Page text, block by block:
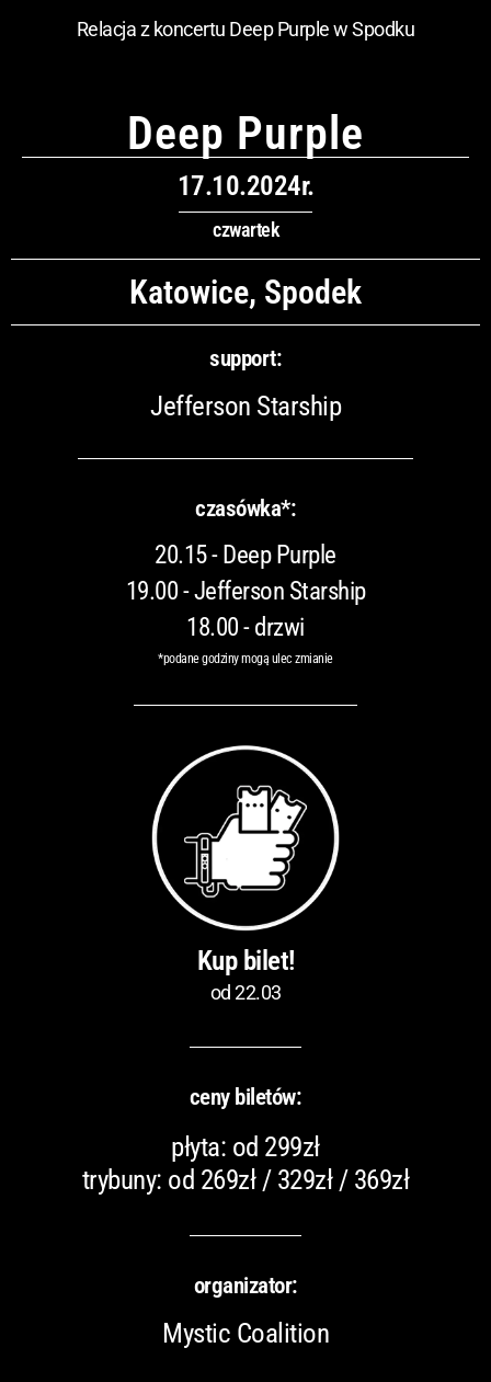
Relacja z koncertu Deep Purple w Spodku
Deep Purple
17.10.2024r.
czwartek
Katowice, Spodek
support:
Jefferson Starship
czasówka*:
20.15 - Deep Purple
19.00 - Jefferson Starship
18.00 - drzwi
*podane godziny mogą ulec zmianie
Kup bilet!
od 22.03
ceny biletów:
płyta: od 299zł
trybuny: od 269zł / 329zł / 369zł
organizator:
Mystic Coalition